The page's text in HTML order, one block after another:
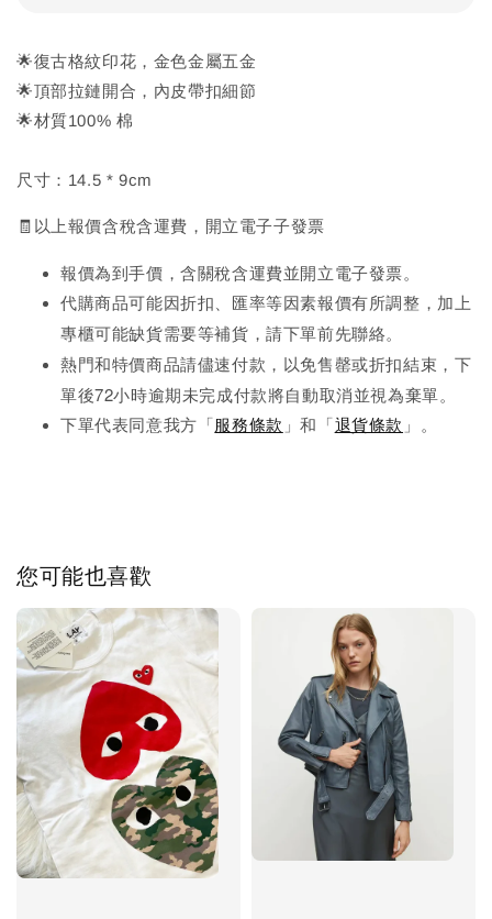
🌟復古格紋印花，金色金屬五金
🌟頂部拉鏈開合，內皮帶扣細節
🌟材質100% 棉
尺寸：14.5 * 9cm
🧾以上報價含稅含運費，開立電子子發票
報價為到手價，含關稅含運費並開立電子發票。
代購商品可能因折扣、匯率等因素報價有所調整，加上
專櫃可能缺貨需要等補貨，請下單前先聯絡。
熱門和特價商品請儘速付款，以免售罄或折扣結束，下
單後72小時逾期未完成付款將自動取消並視為棄單。
下單代表同意我方「服務條款 」和「退貨條款 」。
您可能也喜歡